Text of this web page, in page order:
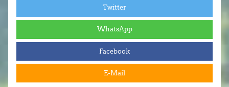
Twitter
WhatsApp
Facebook
E-Mail